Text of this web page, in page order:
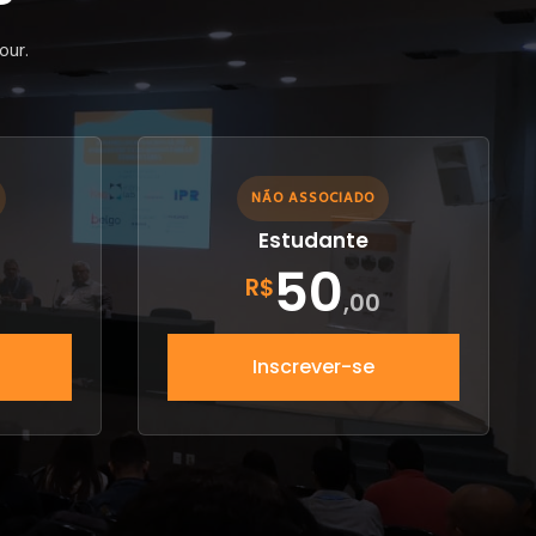
NÃO ASSOCIADO
Estudante
R$50,00
Inscrever-se